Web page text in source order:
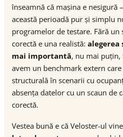
înseamnă că mașina e
această perioadă pur și simplu
programelor de testare. Fără
corectă e una realistă: alegerea
mai importantă, nu mai puțin,
avem un benchmark extern
structurală în scenarii cu
absența datelor cu un scaun de
corectă.
Vestea bună e că Veloster-ul